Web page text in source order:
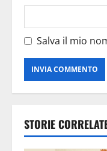
Salva il mio
STORIE